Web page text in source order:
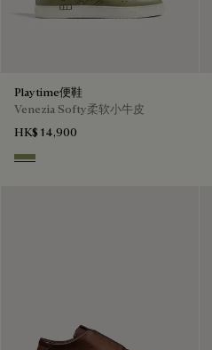
Playtime便鞋
Venezia Softy柔软小牛皮
HK$ 14,900
Sage